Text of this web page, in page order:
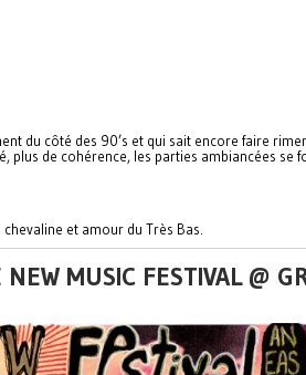
du côté des 90’s et qui sait encore faire
plus de cohérence, les parties ambiancées
et amour du Très Bas.
MUSIC FESTIVAL @